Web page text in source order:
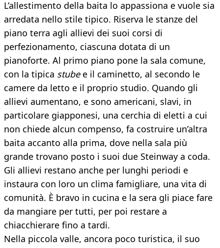
L’allestimento della baita lo appassiona e vuole sia
arredata nello stile tipico. Riserva le stanze del
piano terra agli allievi dei suoi corsi di
perfezionamento, ciascuna dotata di un
pianoforte. Al primo piano pone la sala comune,
con la tipica stubee il caminetto, al secondo le
camere da letto e il proprio studio. Quando gli
allievi aumentano, e sono americani, slavi, in
particolare giapponesi, una cerchia di eletti a cui
non chiede alcun compenso, fa costruire un’altra
baita accanto alla prima, dove nella sala più
grande trovano posto i suoi due Steinway a coda.
Gli allievi restano anche per lunghi periodi e
instaura con loro un clima famigliare, una vita di
comunità. È bravo in cucina e la sera gli piace fare
da mangiare per tutti, per poi restare a
chiacchierare fino a tardi.
Nella piccola valle, ancora poco turistica, il suo